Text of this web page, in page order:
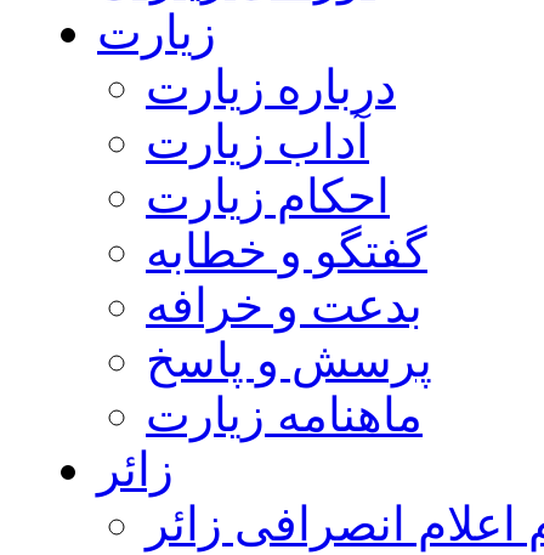
زیارت
درباره زیارت
آداب زیارت
احکام زیارت
گفتگو و خطابه
بدعت و خرافه
پرسش و پاسخ
ماهنامه زیارت
زائر
اعلام انصرافی زائر